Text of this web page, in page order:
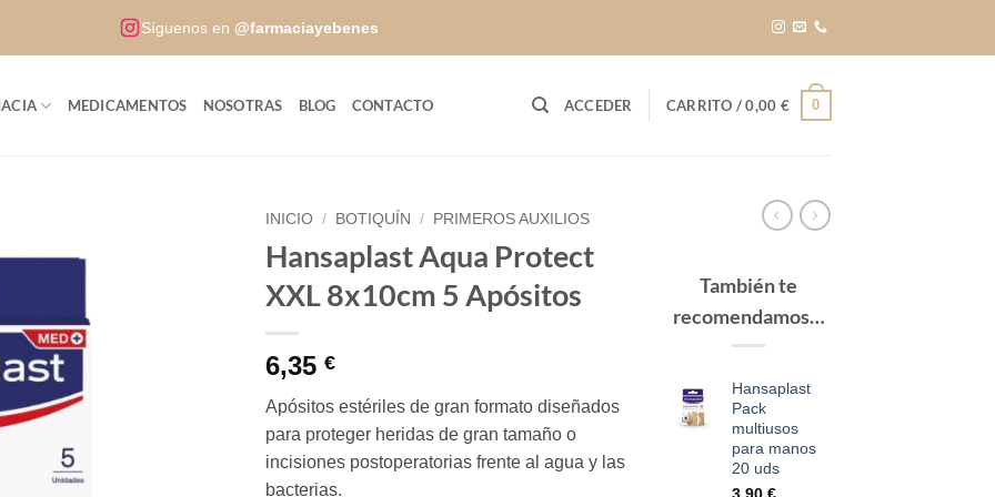
Síguenos en @farmaciayebenes
MEDICAMENTOS NOSOTRAS BLOG CONTACTO ACCEDER CARRITO /0,00 € 0
INICIO / BOTIQUÍN / PRIMEROS AUXILIOS
Hansaplast Aqua Protect
XXL 8x10cm 5 Apósitos
6,35 €
Apósitos estériles de gran formato diseñados
para proteger heridas de gran tamaño o
incisiones postoperatorias frente al agua y las
bacterias.
También te
recomendamos…
Hansaplast
Pack
multiusos
para manos
20 uds